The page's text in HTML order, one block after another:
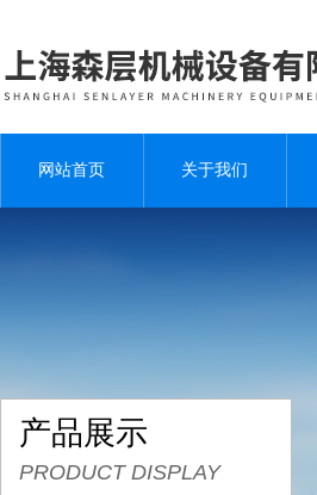
网站首页 关于我们
产品展示
PRODUCT DISPLAY